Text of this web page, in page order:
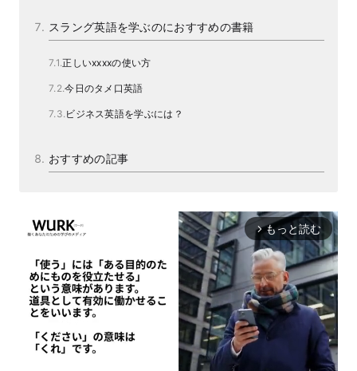
スラング英語を学ぶのにおすすめの書籍
正しいxxxxの使い方
今日のタメ口英語
ビジネス英語を学ぶには？
おすすめの記事
arrow_forward_ios もっと読む